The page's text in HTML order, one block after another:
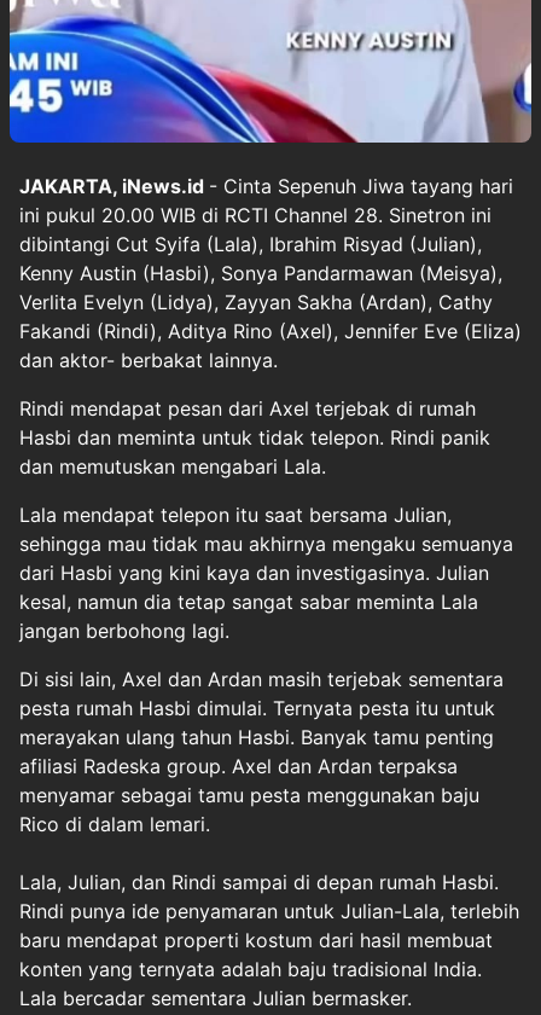
JAKARTA, iNews.id - Cinta Sepenuh Jiwa tayang hari
ini pukul 20.00 WIB di RCTI Channel 28. Sinetron ini
dibintangi Cut Syifa (Lala), Ibrahim Risyad (Julian),
Kenny Austin (Hasbi), Sonya Pandarmawan (Meisya),
Verlita Evelyn (Lidya), Zayyan Sakha (Ardan), Cathy
Fakandi (Rindi), Aditya Rino (Axel), Jennifer Eve (Eliza)
dan aktor- berbakat lainnya.
Rindi mendapat pesan dari Axel terjebak di rumah
Hasbi dan meminta untuk tidak telepon. Rindi panik
dan memutuskan mengabari Lala.
Lala mendapat telepon itu saat bersama Julian,
sehingga mau tidak mau akhirnya mengaku semuanya
dari Hasbi yang kini kaya dan investigasinya. Julian
kesal, namun dia tetap sangat sabar meminta Lala
jangan berbohong lagi.
Di sisi lain, Axel dan Ardan masih terjebak sementara
pesta rumah Hasbi dimulai. Ternyata pesta itu untuk
merayakan ulang tahun Hasbi. Banyak tamu penting
afiliasi Radeska group. Axel dan Ardan terpaksa
menyamar sebagai tamu pesta menggunakan baju
Rico di dalam lemari.
Lala, Julian, dan Rindi sampai di depan rumah Hasbi.
Rindi punya ide penyamaran untuk Julian-Lala, terlebih
baru mendapat properti kostum dari hasil membuat
konten yang ternyata adalah baju tradisional India.
Lala bercadar sementara Julian bermasker.